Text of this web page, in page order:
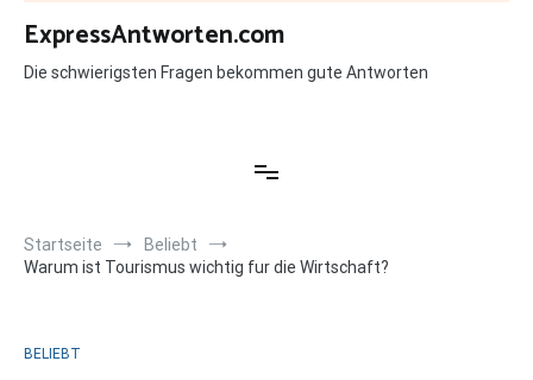
Zum
Inhalt
springen
ExpressAntworten.com
Die schwierigsten Fragen bekommen gute Antworten
Startseite
Beliebt
Warum ist Tourismus wichtig fur die Wirtschaft?
BELIEBT